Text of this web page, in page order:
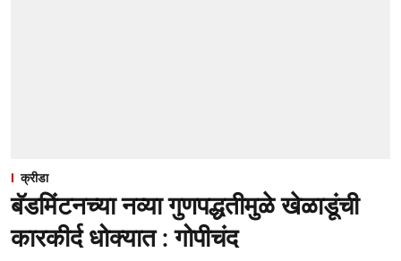
क्रीडा
बॅडमिंटनच्या नव्या गुणपद्धतीमुळे खेळाडूंची
कारकीर्द धोक्यात : गोपीचंद